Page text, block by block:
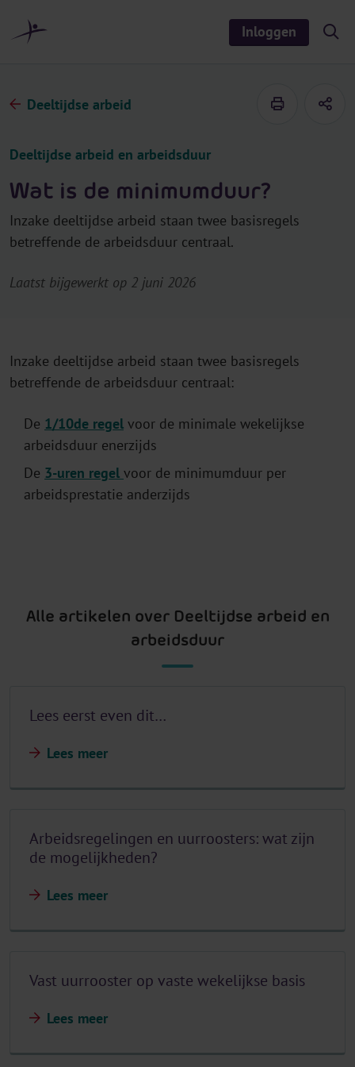
Inloggen
S
i
Deeltijdse arbeid
Deeltijdse arbeid en arbeidsduur
Wat is de minimumduur?
Inzake deeltijdse arbeid staan twee basisregels
betreffende de arbeidsduur centraal.
Laatst bijgewerkt op 2 juni 2026
Inzake deeltijdse arbeid staan twee basisregels
betreffende de arbeidsduur centraal:
De 1/10de regel voor de minimale wekelijkse
arbeidsduur enerzijds
De 3-uren regel voor de minimumduur per
arbeidsprestatie anderzijds
Alle artikelen over Deeltijdse arbeid en
arbeidsduur
Lees eerst even dit…
Lees meer
Arbeidsregelingen en uurroosters: wat zijn
de mogelijkheden?
Lees meer
Vast uurrooster op vaste wekelijkse basis
Lees meer